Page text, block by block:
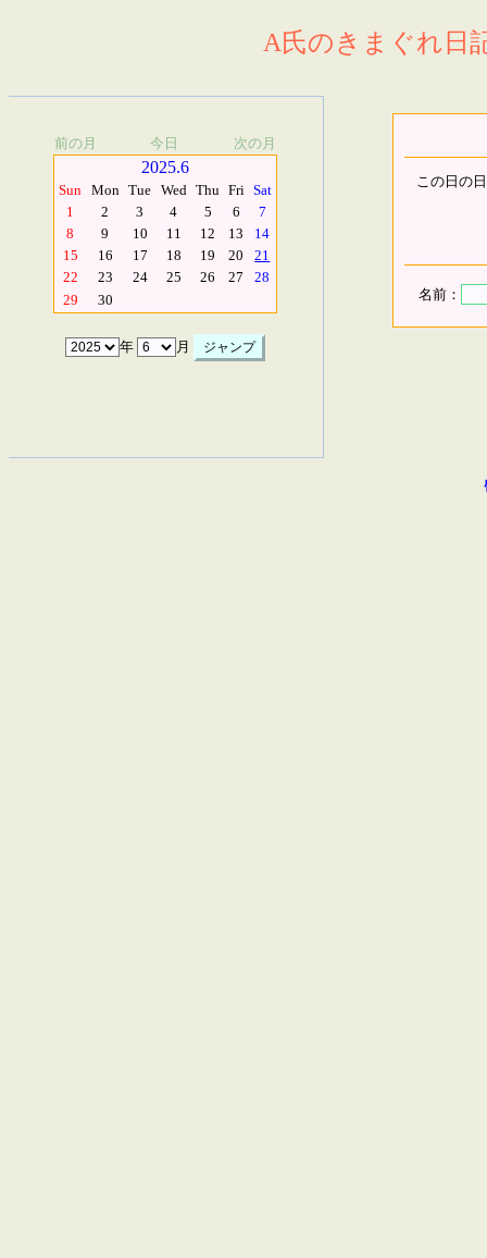
A氏のきまぐれ日
前の月 今日 次の月
2025.6
Sun Mon Tue Wed Thu Fri Sat
1
2 3 4 5 6
7
8
9 10 11 12 13
14
15
16 17 18 19 20
21
22
23 24 25 26 27
28
29
30
年 月
この日の
名前：